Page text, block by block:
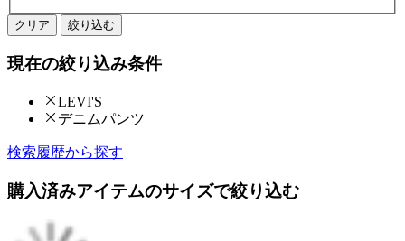
クリア 絞り込む
現在の絞り込み条件
LEVI'S
デニムパンツ
検索履歴から探す
購入済みアイテムのサイズで絞り込む